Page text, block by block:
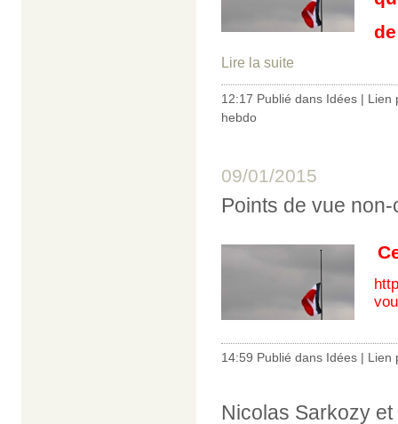
Lire la suite
12:17 Publié dans Idées | Lien
hebdo
09/01/2015
Points de vue
14:59 Publié dans Idées | Lien
Nicolas Sarkozy